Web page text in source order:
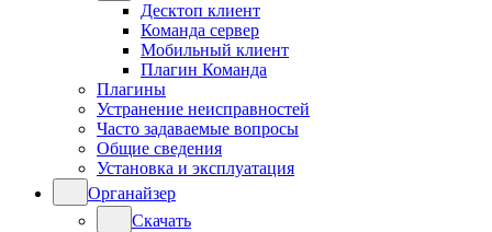
Десктоп клиент
Команда сервер
Мобильный клиент
Плагин Команда
Плагины
Устранение неисправностей
Часто задаваемые вопросы
Общие сведения
Установка и эксплуатация
Органайзер
Скачать